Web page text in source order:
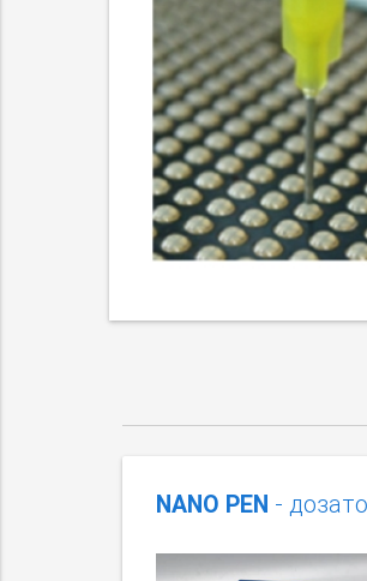
NANO PEN -